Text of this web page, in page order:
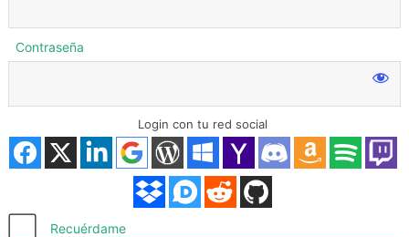
Acceder
Contraseña
Login con tu red social
Recuérdame